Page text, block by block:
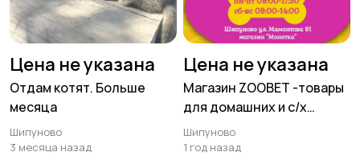
Цена не указана
Отдам котят. Больше
месяца
Шипуново
3 месяца назад
Цена не указана
Магазин ZOOBET -товары
для домашних и с/х
животных
Шипуново
1 год назад